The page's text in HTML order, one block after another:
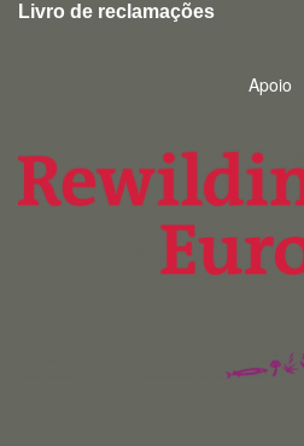
Livro de reclamações
Apoio